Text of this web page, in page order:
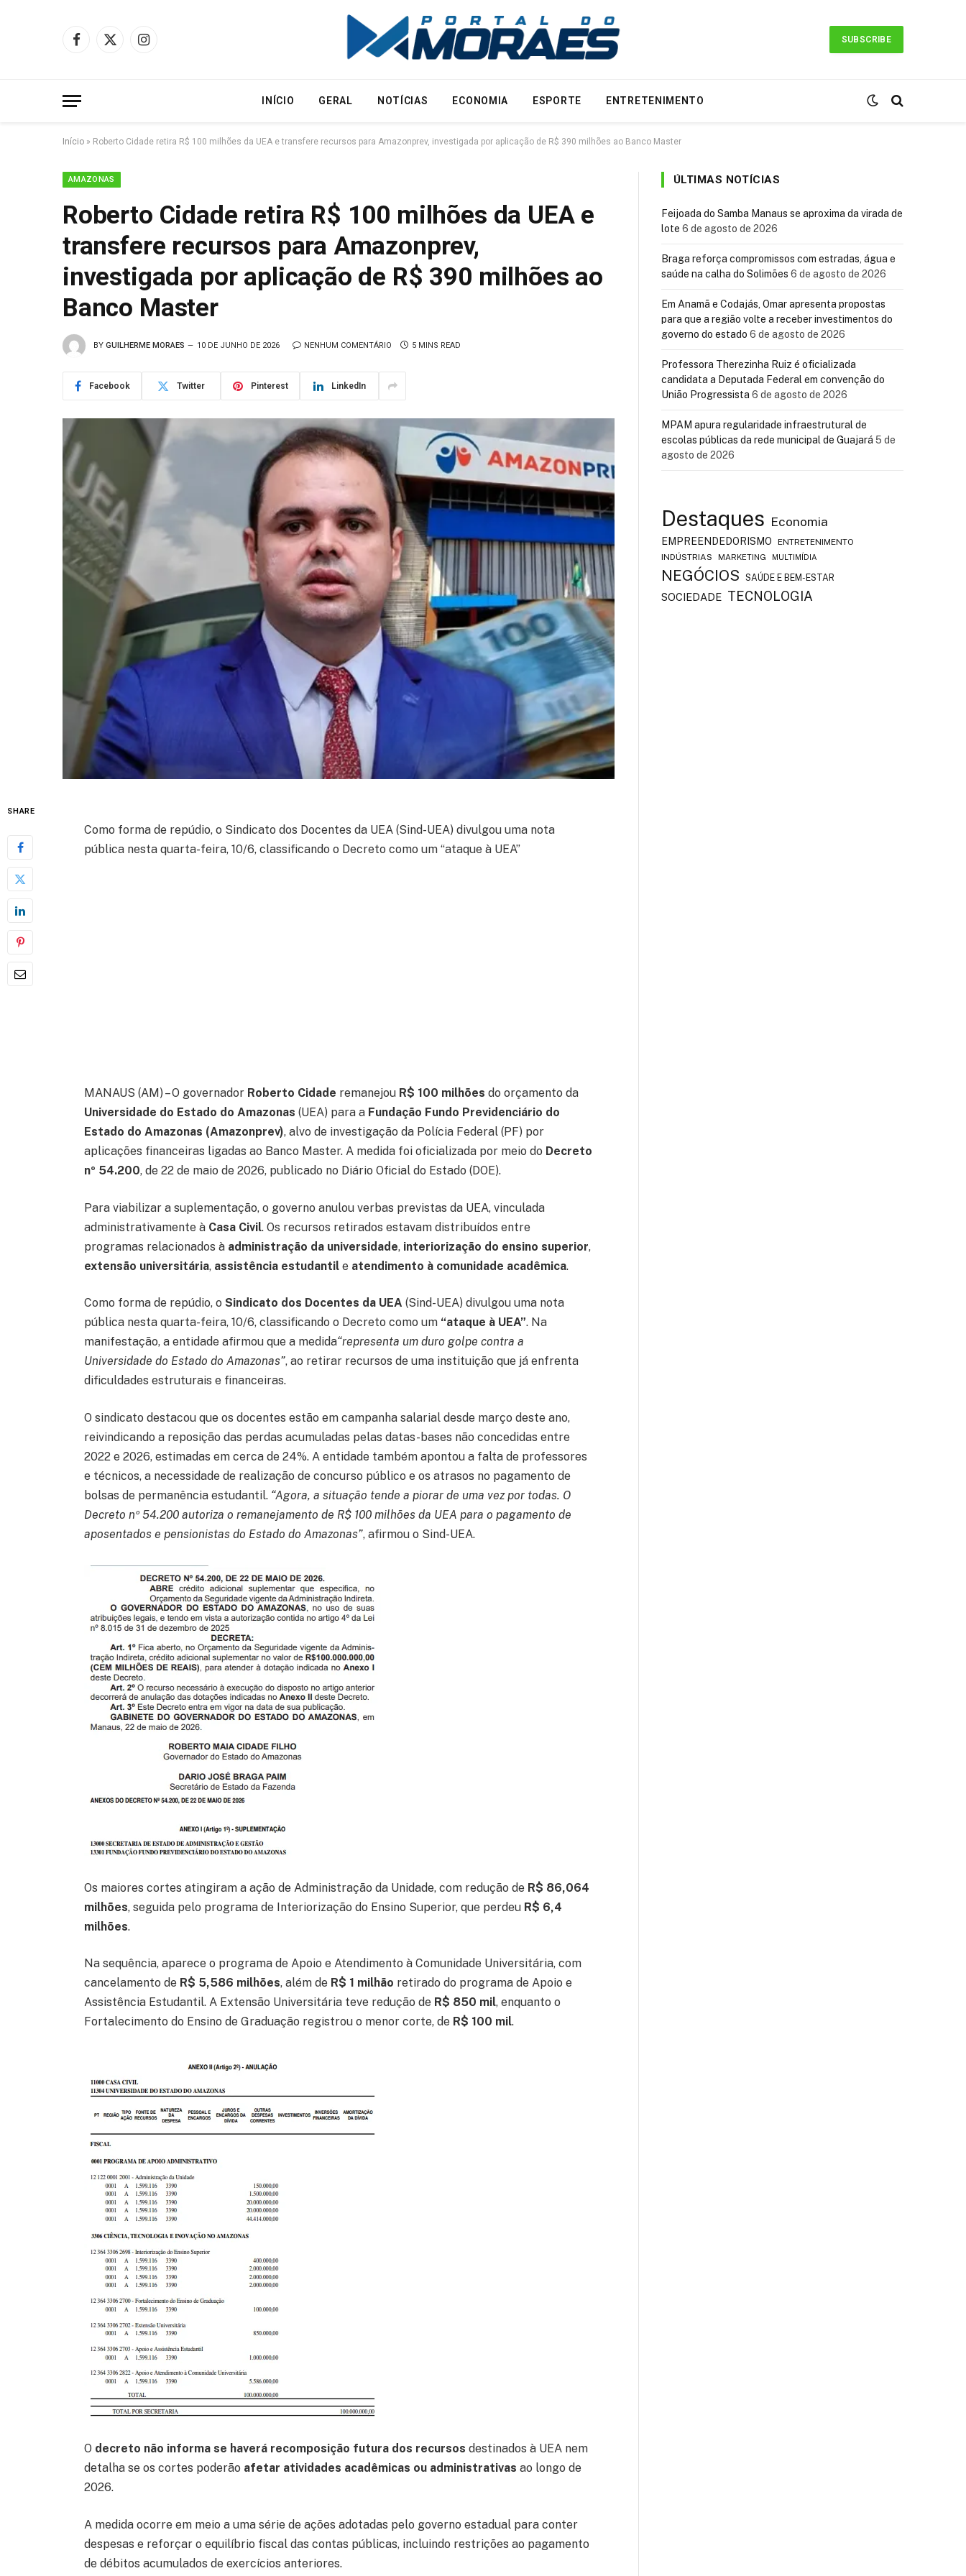
Facebook
X
Instagram
SUBSCRIBE
INÍCIO GERAL NOTÍCIAS ECONOMIA ESPORTE ENTRETENIMENTO
Início » Roberto Cidade retira R$ 100 milhões da UEA e transfere recursos para Amazonprev, investigada por aplicação de R$ 390 milhões ao Banco Master
AMAZONAS
Roberto Cidade retira R$ 100 milhões da UEA e
transfere recursos para Amazonprev,
investigada por aplicação de R$ 390 milhões ao
Banco Master
BY GUILHERME MORAES 10 DE JUNHO DE 2026 NENHUM COMENTÁRIO 5 MINS READ
Facebook Twitter Pinterest LinkedIn
SHARE
Como forma de repúdio, o Sindicato dos Docentes da UEA (Sind-UEA) divulgou uma nota
pública nesta quarta-feira, 10/6, classificando o Decreto como um “ataque à UEA”
MANAUS (AM) – O governador Roberto Cidade remanejou R$ 100 milhões do orçamento da
Universidade do Estado do Amazonas(UEA) para a Fundação Fundo Previdenciário do
Estado do Amazonas (Amazonprev), alvo de investigação da Polícia Federal (PF) por
aplicações financeiras ligadas ao Banco Master. A medida foi oficializada por meio do Decreto
nº 54.200, de 22 de maio de 2026, publicado no Diário Oficial do Estado (DOE).
Para viabilizar a suplementação, o governo anulou verbas previstas da UEA, vinculada
administrativamente à Casa Civil. Os recursos retirados estavam distribuídos entre
programas relacionados à administração da universidade, interiorização do ensino superior,
extensão universitária, assistência estudantile atendimento à comunidade acadêmica.
Como forma de repúdio, oSindicato dos Docentes da UEA(Sind-UEA) divulgou uma nota
pública nesta quarta-feira, 10/6, classificando o Decreto como um “ataque à UEA”. Na
manifestação, a entidade afirmou que a medida“representa um duro golpe contra a
Universidade do Estado do Amazonas”, ao retirar recursos de uma instituição que já enfrenta
dificuldades estruturais e financeiras.
O sindicato destacou que os docentes estão em campanha salarial desde março deste ano,
reivindicando a reposição das perdas acumuladas pelas datas-bases não concedidas entre
2022 e 2026, estimadas em cerca de 24%. A entidade também apontou a falta de professores
e técnicos, a necessidade de realização de concurso público e os atrasos no pagamento de
bolsas de permanência estudantil. “Agora, a situação tende a piorar de uma vez por todas. O
Decreto nº 54.200 autoriza o remanejamento de R$ 100 milhões da UEA para o pagamento de
aposentados e pensionistas do Estado do Amazonas”, afirmou o Sind-UEA.
Os maiores cortes atingiram a ação de Administração da Unidade, com redução de R$ 86,064
milhões, seguida pelo programa de Interiorização do Ensino Superior, que perdeu R$ 6,4
milhões.
Na sequência, aparece o programa de Apoio e Atendimento à Comunidade Universitária, com
cancelamento de R$ 5,586 milhões, além de R$ 1 milhão retirado do programa de Apoio e
Assistência Estudantil. A Extensão Universitária teve redução de R$ 850 mil, enquanto o
Fortalecimento do Ensino de Graduação registrou o menor corte, de R$ 100 mil.
O decreto não informa se haverá recomposição futura dos recursos destinados à UEA nem
detalha se os cortes poderão afetar atividades acadêmicas ou administrativasao longo de
2026.
A medida ocorre em meio a uma série de ações adotadas pelo governo estadual para conter
despesas e reforçar o equilíbrio fiscal das contas públicas, incluindo restrições ao pagamento
de débitos acumulados de exercícios anteriores.
ÚLTIMAS NOTÍCIAS
Feijoada do Samba Manaus se aproxima da virada de
lote 6 de agosto de 2026
Braga reforça compromissos com estradas, água e
saúde na calha do Solimões 6 de agosto de 2026
Em Anamã e Codajás, Omar apresenta propostas
para que a região volte a receber investimentos do
governo do estado 6 de agosto de 2026
Professora Therezinha Ruiz é oficializada
candidata a Deputada Federal em convenção do
União Progressista 6 de agosto de 2026
MPAM apura regularidade infraestrutural de
escolas públicas da rede municipal de Guajará 5 de
agosto de 2026
Destaques Economia
EMPREENDEDORISMO
ENTRETENIMENTO
INDÚSTRIAS
MARKETING MULTIMÍDIA
NEGÓCIOS SAÚDE E BEM-ESTAR
SOCIEDADE TECNOLOGIA